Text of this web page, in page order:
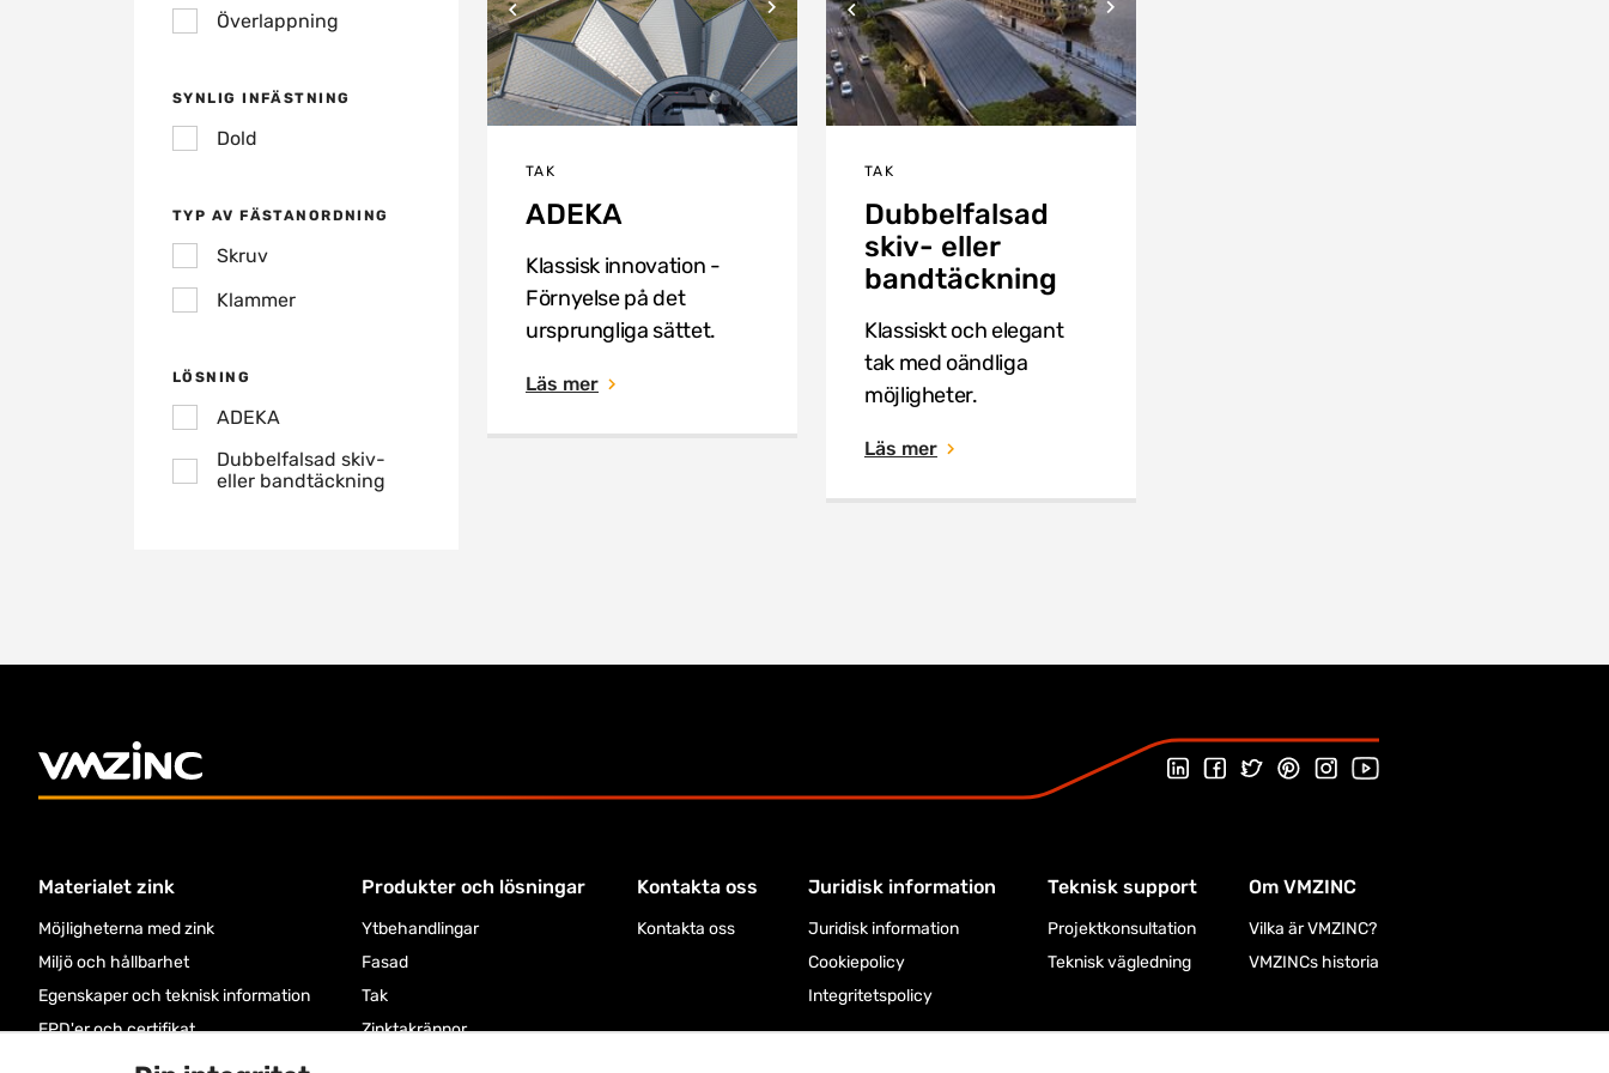
Överlappning
SYNLIG INFÄSTNING
Dold
TYP AV FÄSTANORDNING
Skruv
Klammer
LÖSNING
ADEKA
Dubbelfalsad skiv-
eller bandtäckning
TAK
ADEKA
Klassisk innovation -
Förnyelse på det
ursprungliga sättet.
Läs mer
TAK
Dubbelfalsad
skiv- eller
bandtäckning
Klassiskt och elegant
tak med oändliga
möjligheter.
Läs mer
Följ oss på LinkedIn
Följ oss på Facebook
Följ oss på Twitter
Follow us on Pinterest
Följ oss på Instagram
Besök vår Youtube-kanal
Materialet zink
Möjligheterna med zink
Miljö och hållbarhet
Egenskaper och teknisk information
EPD'er och certifikat
Produkter och lösningar
Ytbehandlingar
Fasad
Tak
Zinktakrännor
Kontakta oss
Kontakta oss
Juridisk information
Juridisk information
Cookiepolicy
Integritetspolicy
Teknisk support
Projektkonsultation
Teknisk vägledning
Om VMZINC
Vilka är VMZINC?
VMZINCs historia